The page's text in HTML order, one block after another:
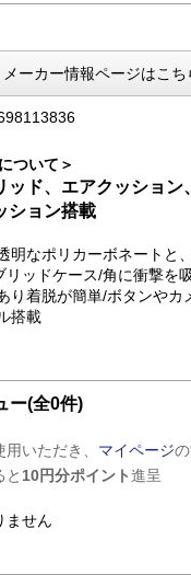
メーカー情報ページはこち
ついて＞
ッド、エアクッション
ション搭載
明なポリカーボネートと
ッドケース/角に衝撃を
り着脱が簡単/ボタンやカ
搭載
ー(全0件)
いただき、 マイページ
と 10円分ポイント進呈
ません